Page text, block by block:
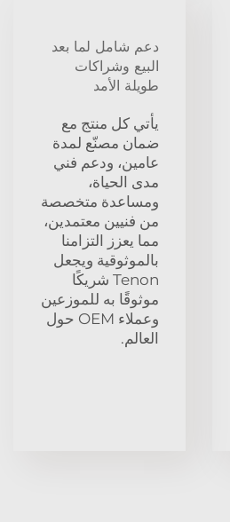
دعم شامل لما بعد
البيع وشراكات
طويلة الأمد
يأتي كل منتج مع
ضمان مصنّع لمدة
عامين، ودعم فني
مدى الحياة،
ومساعدة متخصصة
من فنيين معتمدين،
مما يعزز التزامنا
بالموثوقية ويجعل
Tenon شريكًا
موثوقًا به للموزعين
وعملاء OEM حول
العالم.